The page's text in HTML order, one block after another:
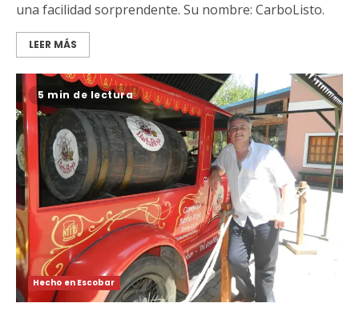
una facilidad sorprendente. Su nombre: CarboListo.
LEER MÁS
5 min de lectura
Hecho en Escobar